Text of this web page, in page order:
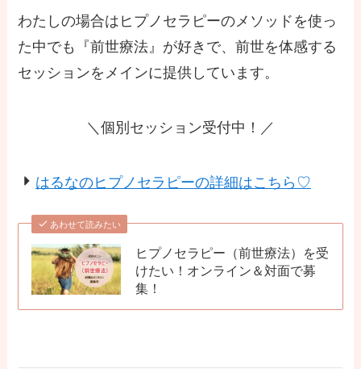
わたしの場合はヒプノセラピーのメソッドを使っ
た中でも『前世療法』が好きで、前世を体感する
セッションをメインに提供しています。
＼個別セッション受付中！／
はるなのヒプノセラピーの詳細はこちら♡
あわせて読みたい
ヒプノセラピー（前世療法）を受
けたい！オンライン＆対面で募
集！